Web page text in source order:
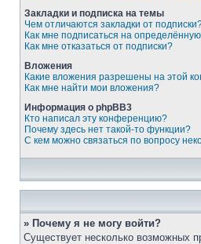
Закладки и подписка на темы
Чем отличаются закладки от
Как мне подписаться на
Как мне отказаться от подписки?
Вложения
Какие вложения разрешены на этой
Как мне найти мои вложения?
Информация о phpBB3
Кто написал эту конференцию?
Почему здесь нет такой-то функции?
С кем можно связаться по вопросу
» Почему я не могу войти?
Существует несколько возможных